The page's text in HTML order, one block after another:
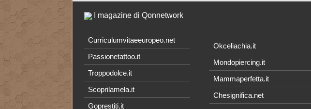
I magazine di Qonnetwork
Curriculumvitaeeuropeo.net
Passionetattoo.it
Troppodolce.it
Scoprilamela.it
Goprestiti.it
Okceliachia.it
Mondopiercing.it
Mammaperfetta.it
Chesignifica.net